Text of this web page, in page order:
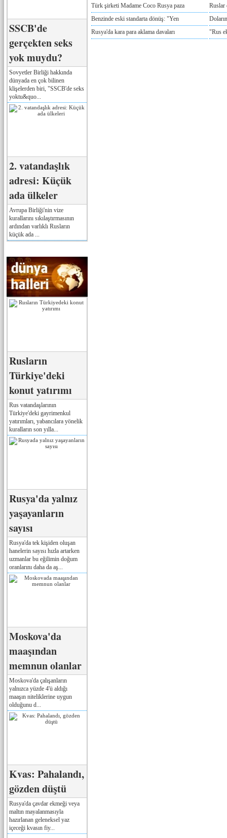
SSCB'de
gerçekten seks
yok muydu?
Sovyetler Birliği hakkında
dünyada en çok bilinen
klişelerden biri, "SSCB'de seks
yoktu&quo...
2. vatandaşlık
adresi: Küçük
ada ülkeler
Avrupa Birliği'nin vize
kurallarını sıkılaştırmasının
ardından varlıklı Rusların
küçük ada ...
Rusların
Türkiye'deki
konut yatırımı
Rus vatandaşlarının
Türkiye'deki gayrimenkul
yatırımları, yabancılara yönelik
kuralların son yılla...
Rusya'da yalnız
yaşayanların
sayısı
Rusya'da tek kişiden oluşan
hanelerin sayısı hızla artarken
uzmanlar bu eğilimin doğum
oranlarını daha da aş...
Moskova'da
maaşından
memnun olanlar
Moskova'da çalışanların
yalnızca yüzde 4'ü aldığı
maaşın niteliklerine uygun
olduğunu d...
Kvas: Pahalandı,
gözden düştü
Rusya'da çavdar ekmeği veya
maltın mayalanmasıyla
hazırlanan geleneksel yaz
içeceği kvasın fiy...
Türk şirketi Madame Coco Rusya paza
Ruslar
Benzinde eski standarta dönüş: "Yen
Rusya'da kara para aklama davaları
"Rus